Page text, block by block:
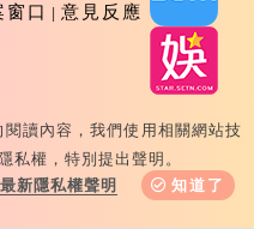
窗口 意見反應
Television All Rights
市內湖區舊宗路一段159
8888
讀內容，我們使用相關網站技
私權，特別提出聲明。
新隱私權聲明
知道了